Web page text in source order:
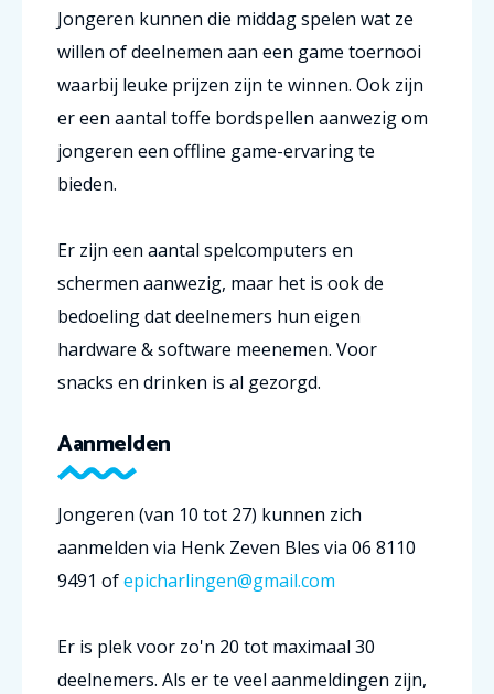
Jongeren kunnen die middag spelen wat ze
willen of deelnemen aan een game toernooi
waarbij leuke prijzen zijn te winnen. Ook zijn
er een aantal toffe bordspellen aanwezig om
jongeren een offline game-ervaring te
bieden.
Er zijn een aantal spelcomputers en
schermen aanwezig, maar het is ook de
bedoeling dat deelnemers hun eigen
hardware & software meenemen. Voor
snacks en drinken is al gezorgd.
Aanmelden
Jongeren (van 10 tot 27) kunnen zich
aanmelden via Henk Zeven Bles via 06 8110
9491 ofepicharlingen@gmail.com
Er is plek voor zo'n 20 tot maximaal 30
deelnemers. Als er te veel aanmeldingen zijn,